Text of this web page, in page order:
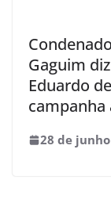
Gaguim
Eduardo
campanha
28 de